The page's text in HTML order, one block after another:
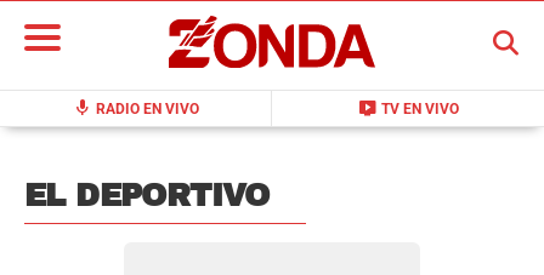
mic RADIO EN VIVO live_tv TV EN VIVO
BUSCAR
EL DEPORTIVO